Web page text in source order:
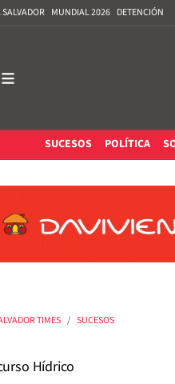
SALVADOR MUNDIAL 2026 DETENCIÓN
SUCESOS
POLÍTICA
TIMES SUCESOS
Hídrico